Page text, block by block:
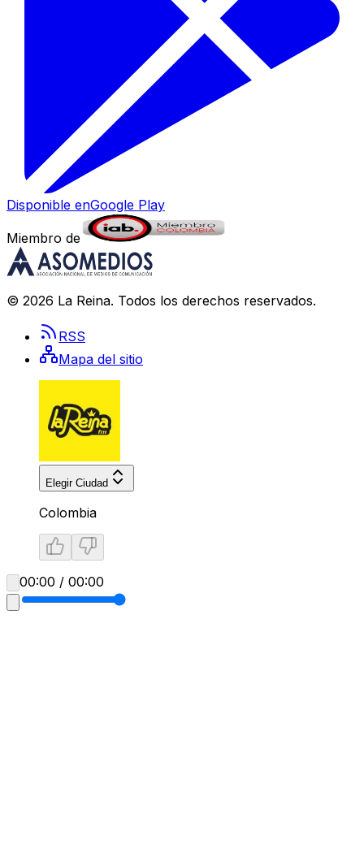
Disponible enGoogle Play
Miembro de
© 2026 La Reina. Todos los derechos reservados.
RSS
Mapa del sitio
Elegir Ciudad
Colombia
00:00 / 00:00